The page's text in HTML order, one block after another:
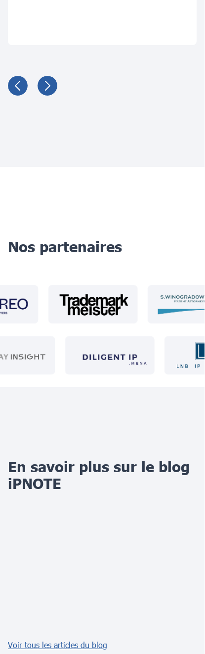
Nos partenaires
En savoir plus sur le blog
iPNOTE
Voir tous les articles du blog